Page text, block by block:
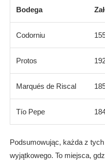
Bodega
Codorniu
Protos
Marqués de Riscal
Tío Pepe
Podsumowując, każda z
wyjątkowego. To miejsca,